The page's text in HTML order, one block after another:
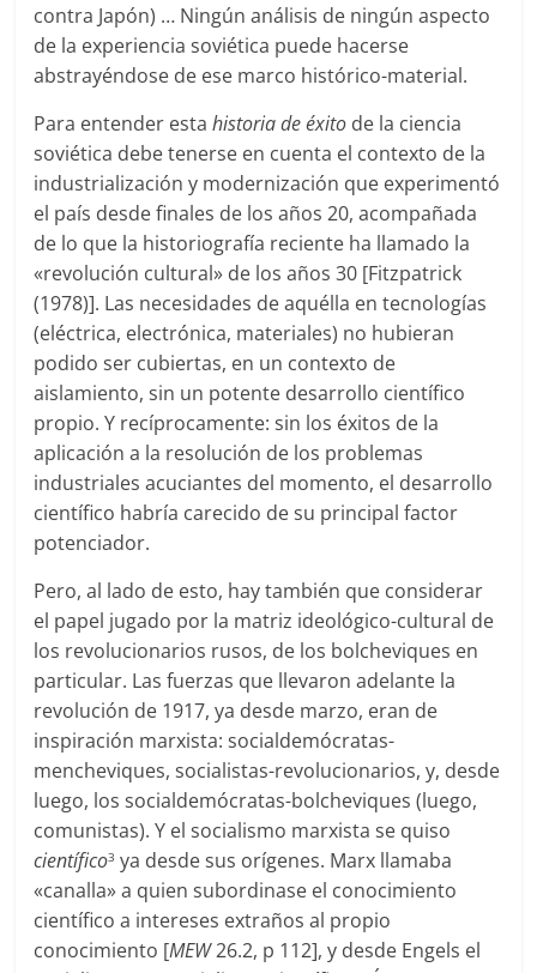
contra Japón) … Ningún análisis de ningún aspecto
de la experiencia soviética puede hacerse
abstrayéndose de ese marco histórico-material.
Para entender estahistoria de éxito de la ciencia
soviética debe tenerse en cuenta el contexto de la
industrialización y modernización que experimentó
el país desde finales de los años 20, acompañada
de lo que la historiografía reciente ha llamado la
«revolución cultural» de los años 30 [Fitzpatrick
(1978)]. Las necesidades de aquélla en tecnologías
(eléctrica, electrónica, materiales) no hubieran
podido ser cubiertas, en un contexto de
aislamiento, sin un potente desarrollo científico
propio. Y recíprocamente: sin los éxitos de la
aplicación a la resolución de los problemas
industriales acuciantes del momento, el desarrollo
científico habría carecido de su principal factor
potenciador.
Pero, al lado de esto, hay también que considerar
el papel jugado por la matriz ideológico-cultural de
los revolucionarios rusos, de los bolcheviques en
particular. Las fuerzas que llevaron adelante la
revolución de 1917, ya desde marzo, eran de
inspiración marxista: socialdemócratas-
mencheviques, socialistas-revolucionarios, y, desde
luego, los socialdemócratas-bolcheviques (luego,
comunistas). Y el socialismo marxista se quiso
científico3 ya desde sus orígenes. Marx llamaba
«canalla» a quien subordinase el conocimiento
científico a intereses extraños al propio
conocimiento [MEW26.2, p 112], y desde Engels el